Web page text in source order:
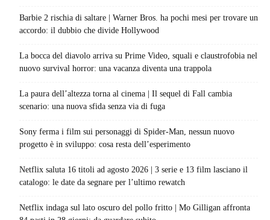
Barbie 2 rischia di saltare | Warner Bros. ha pochi mesi per trovare un
accordo: il dubbio che divide Hollywood
La bocca del diavolo arriva su Prime Video, squali e claustrofobia nel
nuovo survival horror: una vacanza diventa una trappola
La paura dell’altezza torna al cinema | Il sequel di Fall cambia
scenario: una nuova sfida senza via di fuga
Sony ferma i film sui personaggi di Spider-Man, nessun nuovo
progetto è in sviluppo: cosa resta dell’esperimento
Netflix saluta 16 titoli ad agosto 2026 | 3 serie e 13 film lasciano il
catalogo: le date da segnare per l’ultimo rewatch
Netflix indaga sul lato oscuro del pollo fritto | Mo Gilligan affronta